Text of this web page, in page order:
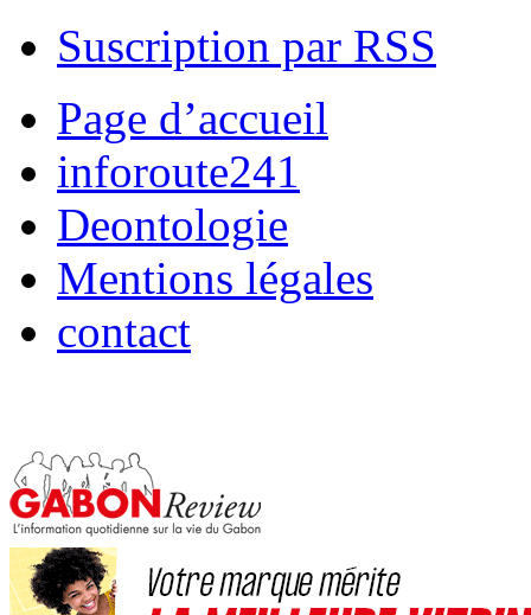
Suscription par RSS
Page d’accueil
inforoute241
Deontologie
Mentions légales
contact